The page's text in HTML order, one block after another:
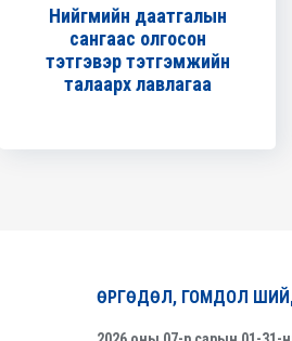
Нийгмийн даатгалын
сангаас олгосон
тэтгэвэр тэтгэмжийн
талаарх лавлагаа
ӨРГӨДӨЛ, ГОМДОЛ